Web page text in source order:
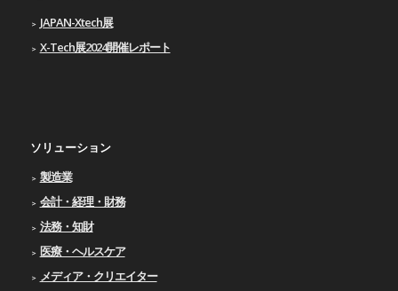
JAPAN-Xtech展
X-Tech展2024開催レポート
ソリューション
製造業
会計・経理・財務
法務・知財
医療・ヘルスケア
メディア・クリエイター